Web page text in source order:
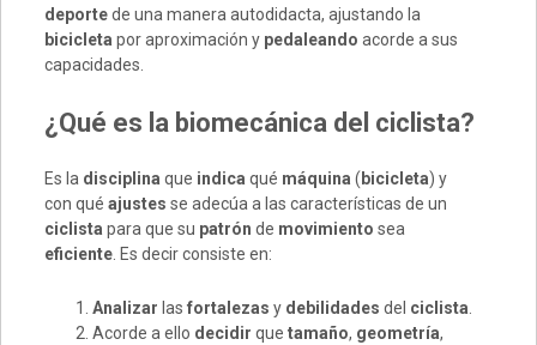
deportede una manera autodidacta, ajustando la
bicicleta por aproximación y pedaleando acorde a sus
capacidades.
¿Qué es la biomecánica del ciclista?
Es la disciplina que indica qué máquina ( bicicleta) y
con qué ajustes se adecúa a las características de un
ciclista para que su patrón de movimiento sea
eficiente. Es decir consiste en:
Analizar las fortalezas y debilidades del ciclista
Acorde a ello decidir que tamaño, geometría,